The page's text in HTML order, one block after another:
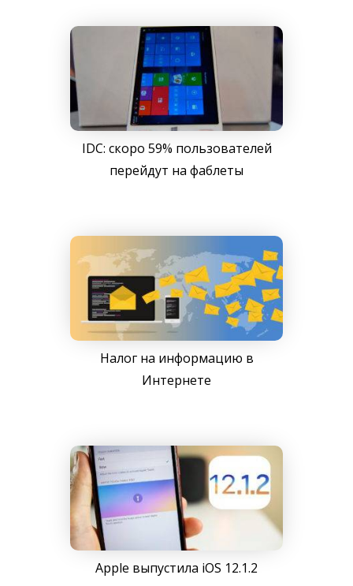
IDC: скоро 59% пользователей
перейдут на фаблеты
Налог на информацию в
Интернете
Apple выпустила iOS 12.1.2